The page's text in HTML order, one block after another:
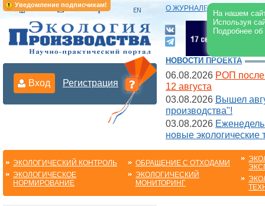
Уведомление подписчикам!
На нашем
Используя
Подробнее
О ЖУРНАЛЕ |
Вход Регистрация
НОВОСТИ ПРОЕКТА
06.08.2026 РОП после
12 августа
03.08.2026 Вышел
производства"!
03.08.2026
новые экологические
ЭКОЛОГИЧЕСКИЙ КОНТРОЛЬ
ЭКОЛОГИЧЕСКОЕ
НОРМИРОВАНИЕ
ОБРАЩЕНИЕ С ОТХОДАМИ
ЭКОЛОГИЧЕСКИЙ
МОНИТОРИНГ